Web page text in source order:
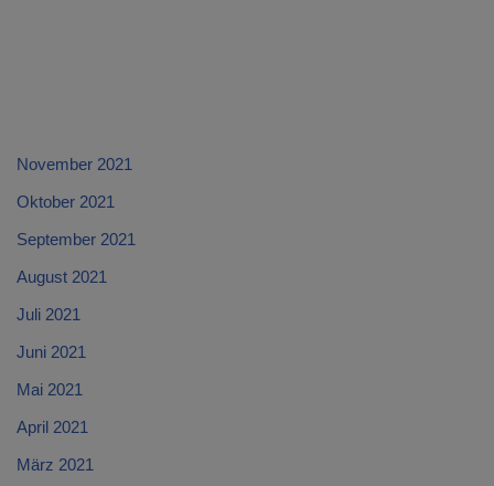
November 2021
Oktober 2021
September 2021
August 2021
Juli 2021
Juni 2021
Mai 2021
April 2021
März 2021